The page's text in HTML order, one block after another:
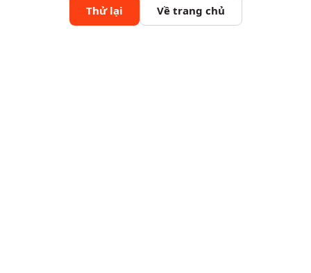
Thử lại Về trang chủ